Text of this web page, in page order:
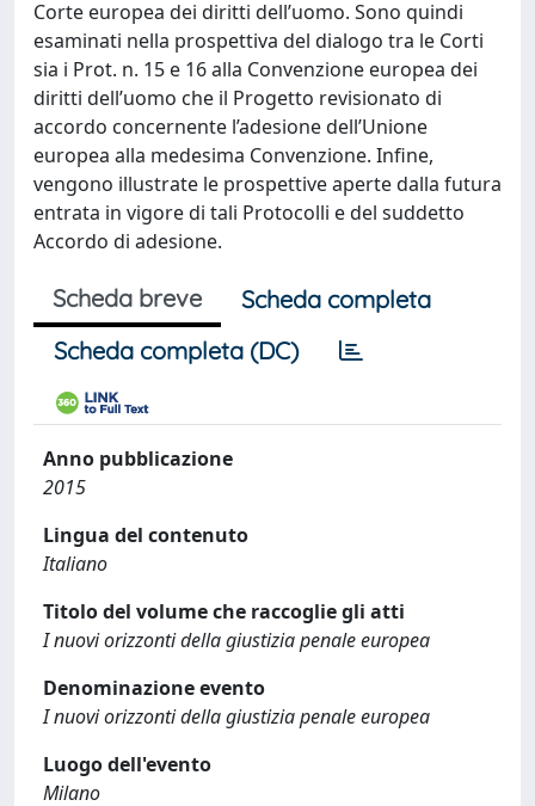
Corte europea dei diritti dell’uomo. Sono quindi
esaminati nella prospettiva del dialogo tra le Corti
sia i Prot. n. 15 e 16 alla Convenzione europea dei
diritti dell’uomo che il Progetto revisionato di
accordo concernente l’adesione dell’Unione
europea alla medesima Convenzione. Infine,
vengono illustrate le prospettive aperte dalla futura
entrata in vigore di tali Protocolli e del suddetto
Accordo di adesione.
Scheda breve
Scheda completa
Scheda completa (DC)
Anno pubblicazione
2015
Lingua del contenuto
Italiano
Titolo del volume che raccoglie gli atti
I nuovi orizzonti della giustizia penale europea
Denominazione evento
I nuovi orizzonti della giustizia penale europea
Luogo dell'evento
Milano